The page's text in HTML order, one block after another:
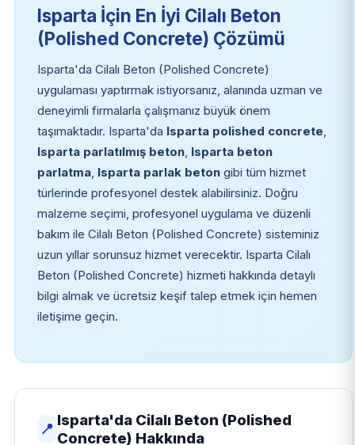
Isparta İçin En İyi Cilalı Beton
(Polished Concrete) Çözümü
Isparta'da Cilalı Beton (Polished Concrete)
uygulaması yaptırmak istiyorsanız, alanında uzman ve
deneyimli firmalarla çalışmanız büyük önem
taşımaktadır. Isparta'da Isparta polished concrete,
Isparta parlatılmış beton, Isparta beton
parlatma, Isparta parlak betongibi tüm hizmet
türlerinde profesyonel destek alabilirsiniz. Doğru
malzeme seçimi, profesyonel uygulama ve düzenli
bakım ile Cilalı Beton (Polished Concrete) sisteminiz
uzun yıllar sorunsuz hizmet verecektir. Isparta Cilalı
Beton (Polished Concrete) hizmeti hakkında detaylı
bilgi almak ve ücretsiz keşif talep etmek için hemen
iletişime geçin.
📍
Isparta'da Cilalı Beton (Polished
Concrete) Hakkında